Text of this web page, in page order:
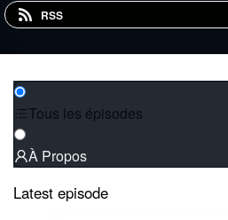
RSS
Tous les épisodes
À Propos
Latest episode